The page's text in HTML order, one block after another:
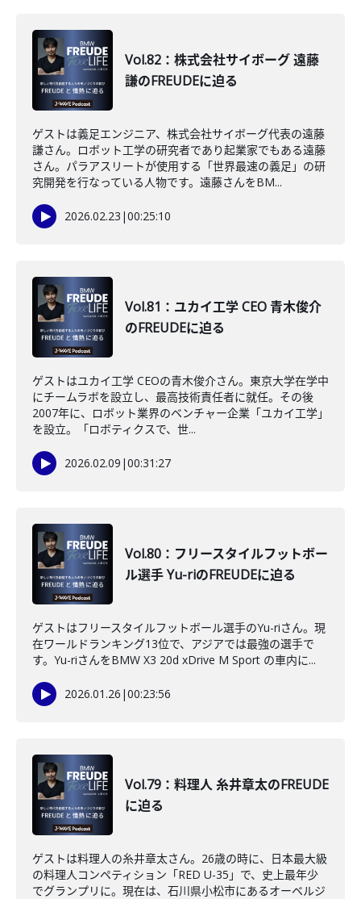
Vol.82：株式会社サイボーグ 遠藤
謙のFREUDEに迫る
ゲストは義足エンジニア、株式会社サイボーグ代表の遠藤
謙さん。ロボット工学の研究者であり起業家でもある遠藤
さん。パラアスリートが使用する「世界最速の義足」の研
究開発を行なっている人物です。遠藤さんをBM...
2026.02.23 |00:25:10
Vol.81：ユカイ工学 CEO 青木俊介
のFREUDEに迫る
ゲストはユカイ工学 CEOの青木俊介さん。東京大学在学中
にチームラボを設立し、最高技術責任者に就任。その後
2007年に、ロボット業界のベンチャー企業「ユカイ工学」
を設立。「ロボティクスで、世...
2026.02.09 |00:31:27
Vol.80：フリースタイルフットボー
ル選手 Yu-riのFREUDEに迫る
ゲストはフリースタイルフットボール選手のYu-riさん。現
在ワールドランキング13位で、アジアでは最強の選手で
す。Yu-riさんをBMW X3 20d xDrive M Sport の車内に...
2026.01.26 |00:23:56
Vol.79：料理人 糸井章太のFREUDE
に迫る
ゲストは料理人の糸井章太さん。26歳の時に、日本最大級
の料理人コンペティション「RED U-35」で、史上最年少
でグランプリに。現在は、石川県小松市にあるオーベルジ